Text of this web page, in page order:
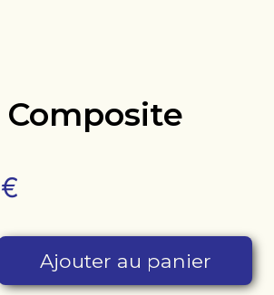
Composite
€
Ajouter au panier